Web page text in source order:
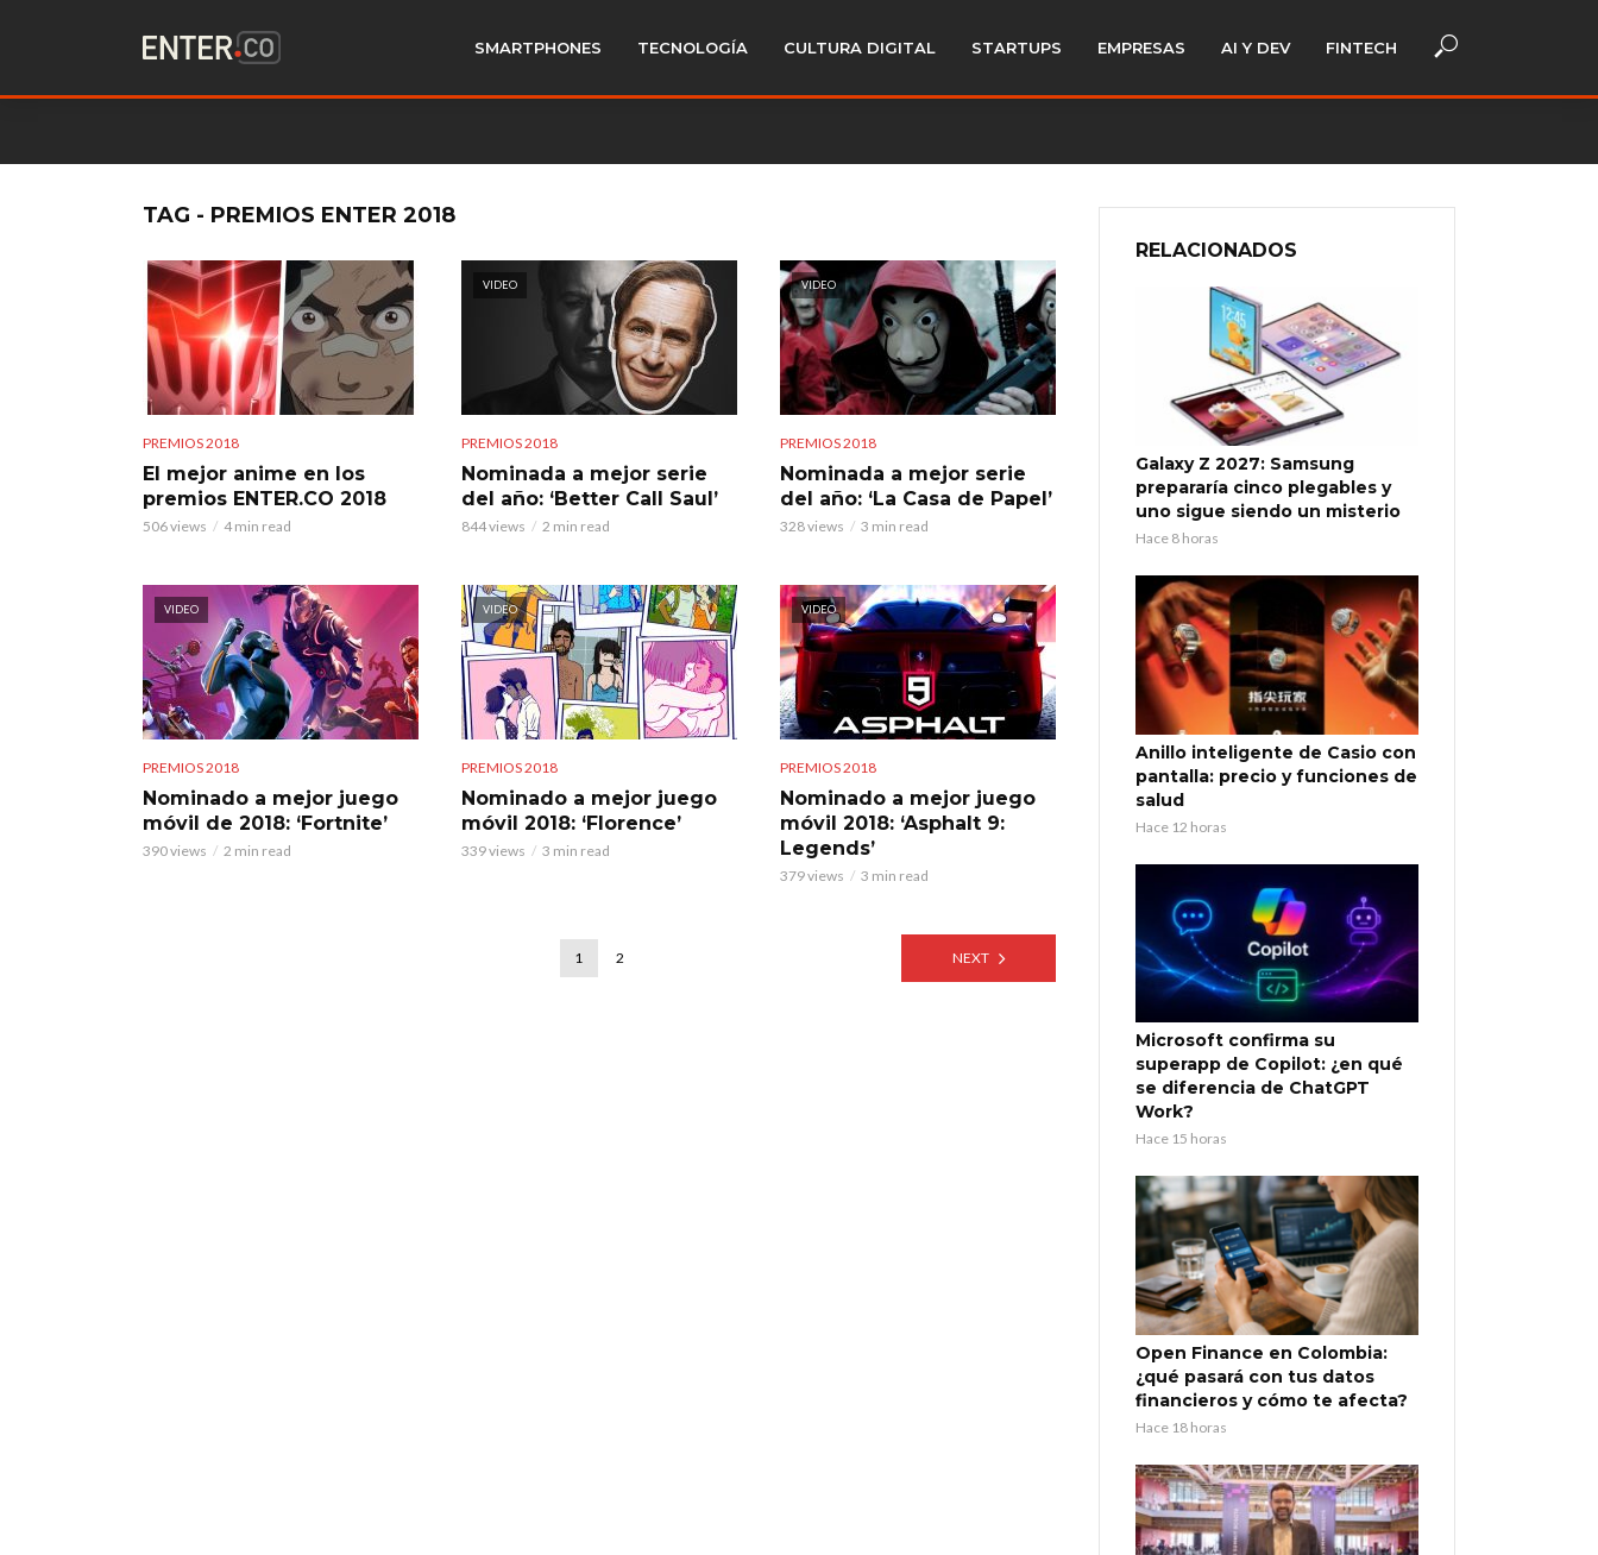
SMARTPHONES TECNOLOGÍA CULTURA DIGITAL STARTUPS EMPRESAS AI Y DEV FINTECH
TAG - PREMIOS ENTER 2018
PREMIOS 2018
El mejor anime en los
premios ENTER.CO 2018
506 views 4 min read
VIDEO
PREMIOS 2018
Nominada a mejor serie
del año: ‘Better Call Saul’
844 views 2 min read
VIDEO
PREMIOS 2018
Nominada a mejor serie
del año: ‘La Casa de Papel’
328 views 3 min read
VIDEO
PREMIOS 2018
Nominado a mejor juego
móvil de 2018: ‘Fortnite’
390 views 2 min read
VIDEO
PREMIOS 2018
Nominado a mejor juego
móvil 2018: ‘Florence’
339 views 3 min read
VIDEO
PREMIOS 2018
Nominado a mejor juego
móvil 2018: ‘Asphalt 9:
Legends’
379 views 3 min read
1 2 NEXT
RELACIONADOS
Galaxy Z 2027: Samsung
prepararía cinco plegables y
uno sigue siendo un misterio
Hace 8 horas
Anillo inteligente de Casio con
pantalla: precio y funciones de
salud
Hace 12 horas
Microsoft confirma su
superapp de Copilot: ¿en qué
se diferencia de ChatGPT
Work?
Hace 15 horas
Open Finance en Colombia:
¿qué pasará con tus datos
financieros y cómo te afecta?
Hace 18 horas